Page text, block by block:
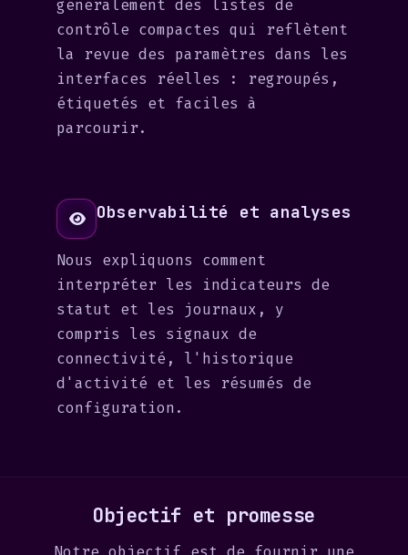
généralement des listes de
contrôle compactes qui reflètent
la revue des paramètres dans les
interfaces réelles : regroupés,
étiquetés et faciles à
parcourir.
Observabilité et analyses
Nous expliquons comment
interpréter les indicateurs de
statut et les journaux, y
compris les signaux de
connectivité, l'historique
d'activité et les résumés de
configuration.
Objectif et promesse